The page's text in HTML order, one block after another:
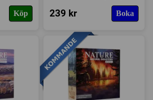
Köp 239 kr Boka